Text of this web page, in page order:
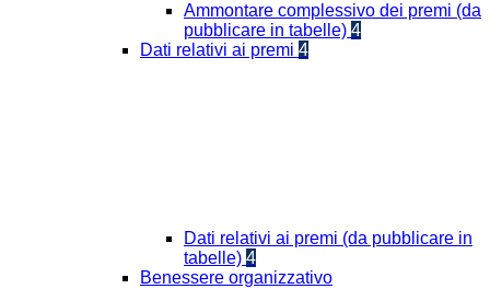
Ammontare complessivo dei premi (da
pubblicare in tabelle) 4
Dati relativi ai premi 4
Dati relativi ai premi (da pubblicare in
tabelle) 4
Benessere organizzativo